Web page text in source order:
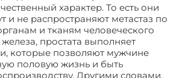
характер. То есть они
и не распространяют метастаз по
и тканям человеческого
простата выполняет
которые позволяют мужчине
половую жизнь и быть
Другими словами,